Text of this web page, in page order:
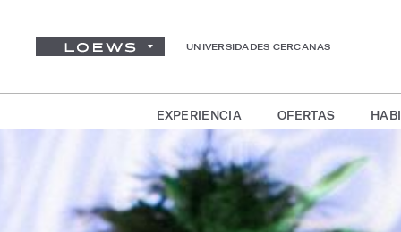
UNIVERSIDADES CERCANAS
EXPERIENCIA OFERTAS